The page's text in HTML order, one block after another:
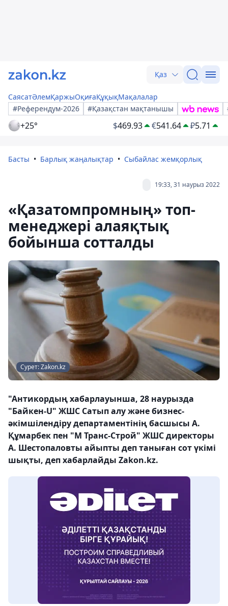
Қаз
СаясатӘлемҚаржыОқиғаҚұқықМақалалар
#Референдум-2026
#Қазақстан мақтанышы
+25° $469.93 €541.64 ₽5.71
Басты Барлық жаңалықтар Сыбайлас жемқорлық
19:33, 31 наурыз 2022
«Қазатомпромның» топ-
менеджері алаяқтық
бойынша сотталды
Сурет: Zakon.kz
"Антикордың хабарлауынша, 28 наурызда
"Байкен-U" ЖШС Сатып алу және бизнес-
әкімшілендіру департаментінің басшысы А.
Құмарбек пен "М Транс-Строй" ЖШС директоры
А. Шестопаловты айыпты деп таныған сот үкімі
шықты, деп хабарлайды Zakon.kz.